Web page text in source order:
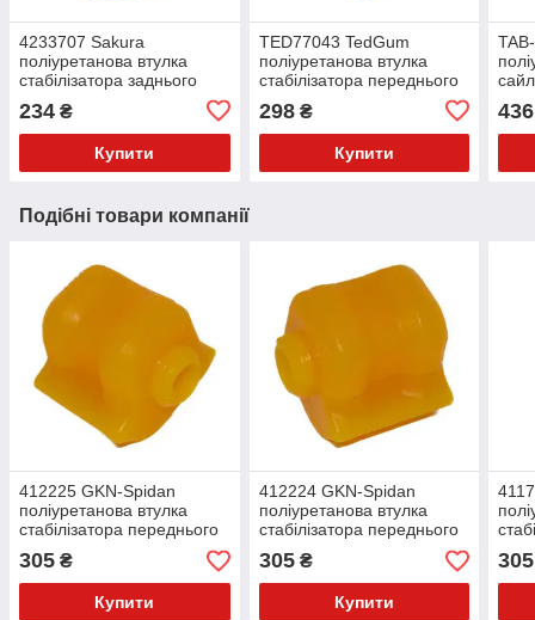
4233707 Sakura
поліуретанова втулка
стабілізатора заднього
234 ₴
Купити
TED77043 TedGum
поліуретанова втулка
стабілізатора переднього
права PolyBush (аналог)
v17
298₴
Купити
436
Подібні товари компанії
412225 GKN-Spidan
поліуретанова втулка
стабілізатора переднього
права PolyBush (аналог)
v17
305 ₴
Купити
412224 GKN-Spidan
поліуретанова втулка
стабілізатора переднього
ліва PolyBush (аналог) v17
305₴
Купити
305